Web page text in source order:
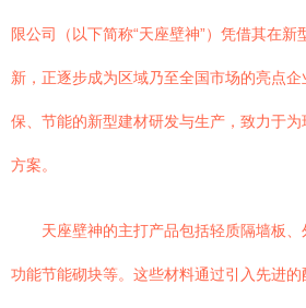
限公司（以下简称“天座壁神”）凭借其在新
新，正逐步成为区域乃至全国市场的亮点
保、节能的新型建材研发与生产，致力于
方案。
天座壁神的主打产品包括轻质隔墙板
功能节能砌块等。这些材料通过引入先进